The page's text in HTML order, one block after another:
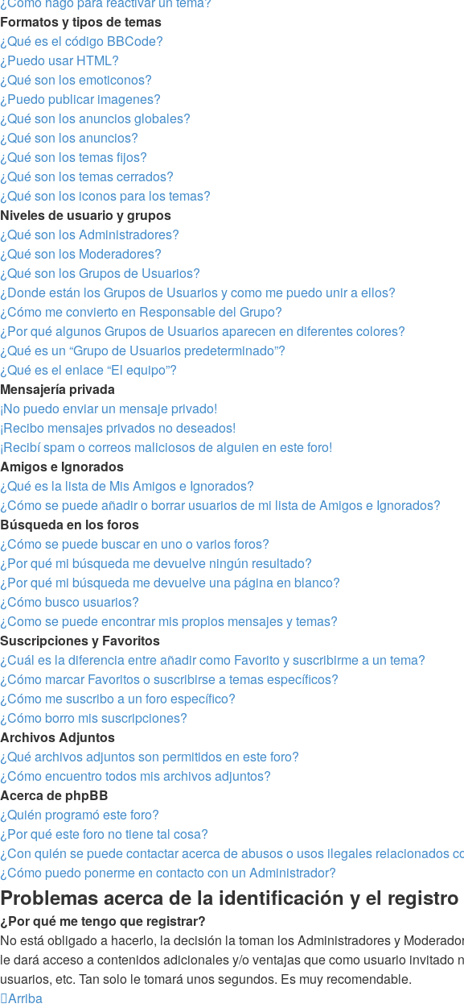
Formatos y tipos de temas
¿Qué es el código BBCode?
¿Puedo usar HTML?
¿Qué son los emoticonos?
¿Puedo publicar imagenes?
¿Qué son los anuncios globales?
¿Qué son los anuncios?
¿Qué son los temas fijos?
¿Qué son los temas cerrados?
¿Qué son los iconos para los temas?
Niveles de usuario y grupos
¿Qué son los Administradores?
¿Qué son los Moderadores?
¿Qué son los Grupos de Usuarios?
¿Donde están los Grupos de Usuarios y como me puedo unir a ellos?
¿Cómo me convierto en Responsable del Grupo?
¿Por qué algunos Grupos de Usuarios aparecen en diferentes colores?
¿Qué es un “Grupo de Usuarios predeterminado”?
¿Qué es el enlace “El equipo”?
Mensajería privada
¡No puedo enviar un mensaje privado!
¡Recibo mensajes privados no deseados!
¡Recibí spam o correos maliciosos de alguien en este foro!
Amigos e Ignorados
¿Qué es la lista de Mis Amigos e Ignorados?
¿Cómo se puede añadir o borrar usuarios de mi lista de Amigos e Ignorados?
Búsqueda en los foros
¿Cómo se puede buscar en uno o varios foros?
¿Por qué mi búsqueda me devuelve ningún resultado?
¿Por qué mi búsqueda me devuelve una página en blanco?
¿Cómo busco usuarios?
¿Como se puede encontrar mis propios mensajes y temas?
Suscripciones y Favoritos
¿Cuál es la diferencia entre añadir como Favorito y suscribirme a un tema?
¿Cómo marcar Favoritos o suscribirse a temas específicos?
¿Cómo me suscribo a un foro específico?
¿Cómo borro mis suscripciones?
Archivos Adjuntos
¿Qué archivos adjuntos son permitidos en este foro?
¿Cómo encuentro todos mis archivos adjuntos?
Acerca de phpBB
¿Quién programó este foro?
¿Por qué este foro no tiene tal cosa?
¿Con quién se puede contactar acerca de abusos o usos ilegales relacionados
¿Cómo puedo ponerme en contacto con un Administrador?
Problemas acerca de la identificación y el registro
¿Por qué me tengo que registrar?
No está obligado a hacerlo, la decisión la toman los Administradores y
le dará acceso a contenidos adicionales y/o ventajas que como usuario
usuarios, etc. Tan solo le tomará unos segundos. Es muy recomendable.
Arriba